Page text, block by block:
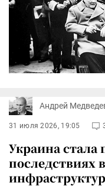
Андрей
31 июля 2026, 19:05
Украина стала
последствиях